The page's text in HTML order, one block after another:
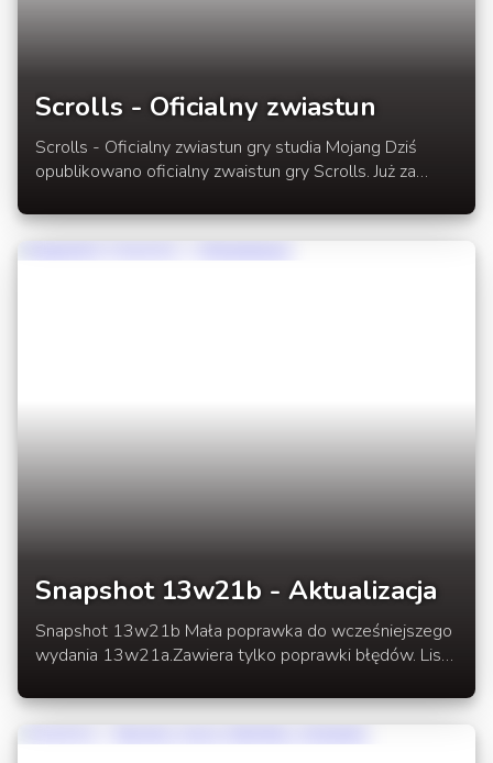
Scrolls - Oficialny zwiastun
Scrolls - Oficialny zwiastun gry studia Mojang Dziś
opublikowano oficialny zwaistun gry Scrolls. Już za
ma kosztować trochę ponad 60 zł. Jak wiadomo będzie
to kolejna rewelacyjna gra od studia Mojang. W
rozwinięciu zwiastun oraz link do strony Scrolls.
Snapshot 13w21b - Aktualizacja
Snapshot 13w21b Mała poprawka do wcześniejszego
wydania 13w21a.Zawiera tylko poprawki błędów. Lista
rozwinięciu linki do testowego Launchera oraz wersji
13w21b.